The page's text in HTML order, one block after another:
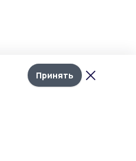
Лента
новостей
Принять